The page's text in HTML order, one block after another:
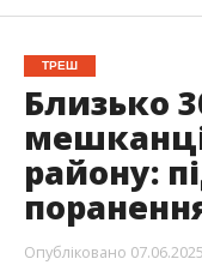
ТРЕШ
Близько
району:
Опубліковано 07.06.2025